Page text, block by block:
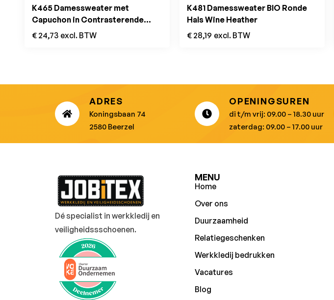
K465 Damessweater met
Capuchon in Contrasterende
Kleur Navy / Red
€ 24,73 excl. BTW
K481 Damessweater BIO Ronde
Hals Wine Heather
€ 28,19 excl. BTW
ADRES
Koningsbaan 74
2580 Beerzel
OPENINGSUREN
di t/m vrij: 09.00 – 18.30 uur
zaterdag: 09.00 – 17.00 uur
Dé specialist in werkkledij en
veiligheidssschoenen.
MENU
Home
Over ons
Duurzaamheid
Relatiegeschenken
Werkkledij bedrukken
Vacatures
Blog